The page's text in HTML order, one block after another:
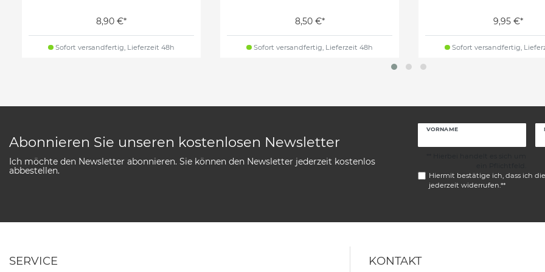
8,90 €*
Sofort versandfertig, Lieferzeit 48h
8,50 €*
Sofort versandfertig, Lieferzeit 48h
9,95 €*
Sofort versandfertig,
Abonnieren Sie unseren kostenlosen Newsletter
Ich möchte den Newsletter abonnieren. Sie können den Newsletter jederzeit kostenlos
abbestellen.
VORNAME
Hiermit bestätige ich, dass ich die
jederzeit widerrufen.**
SERVICE KONTAKT